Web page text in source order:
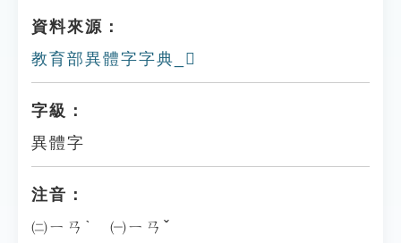
資料來源：
教育部異體字字典_𥍂
字級：
異體字
注音：
㈡ㄧㄢˋ ㈠ㄧㄢˇ